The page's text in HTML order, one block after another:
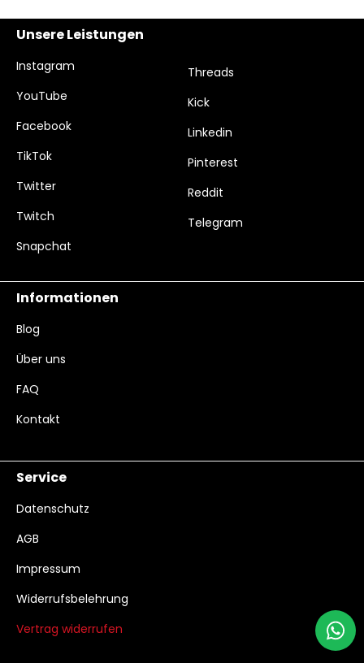
Unsere Leistungen
Instagram
YouTube
Facebook
TikTok
Twitter
Twitch
Snapchat
Threads
Kick
Linkedin
Pinterest
Reddit
Telegram
Informationen
Blog
Über uns
FAQ
Kontakt
Service
Datenschutz
AGB
Impressum
Widerrufsbelehrung
Vertrag widerrufen